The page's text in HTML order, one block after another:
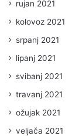
rujan 2021
kolovoz 2021
srpanj 2021
lipanj 2021
svibanj 2021
travanj 2021
ožujak 2021
veljača 2021